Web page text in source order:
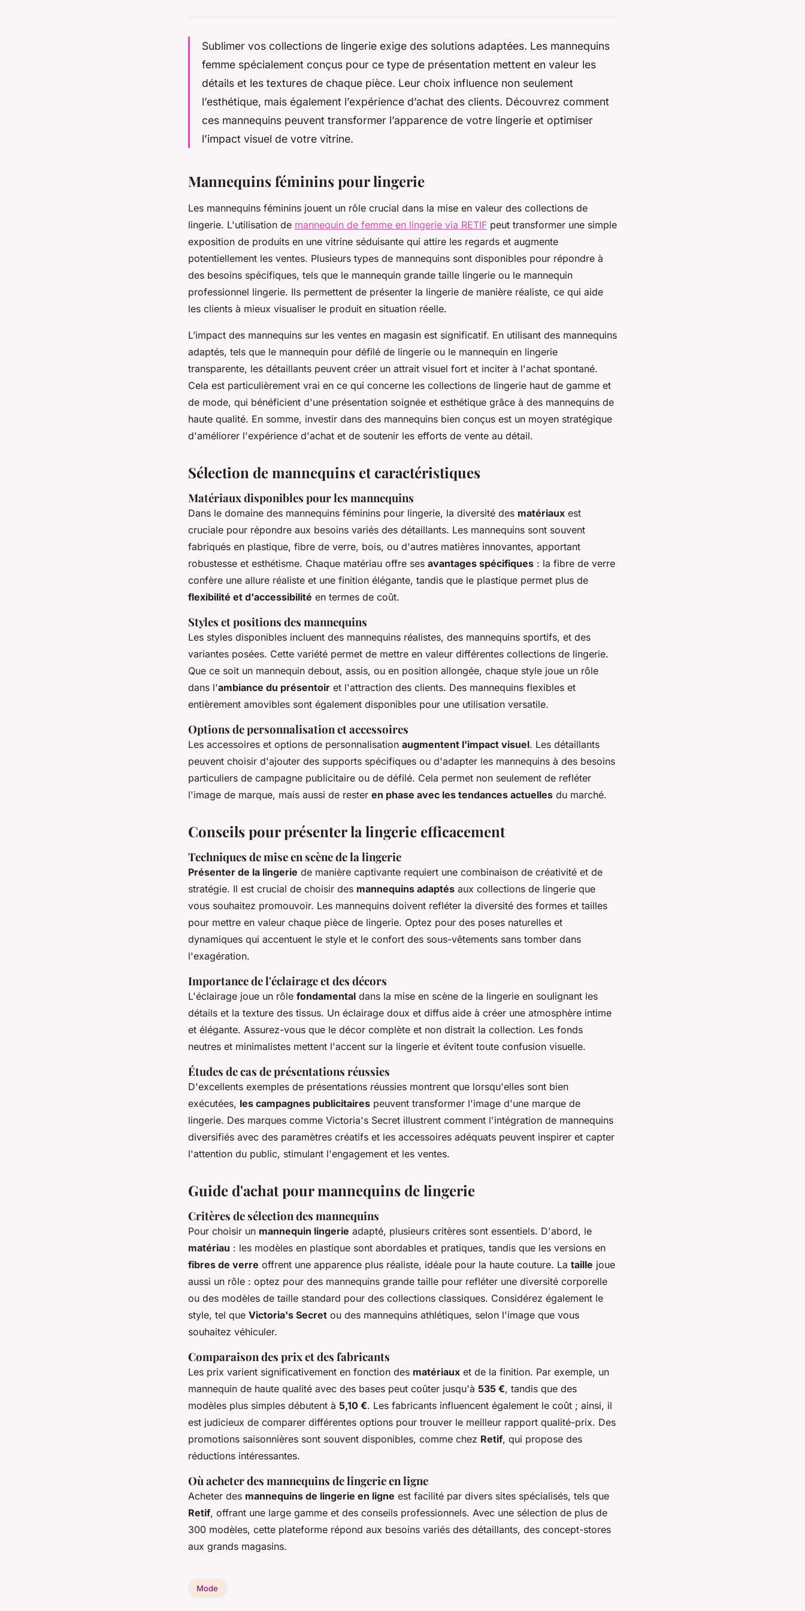
Sublimer vos collections de lingerie exige des solutions adaptées. Les mannequins
femme spécialement conçus pour ce type de présentation mettent en valeur les
détails et les textures de chaque pièce. Leur choix influence non seulement
l’esthétique, mais également l’expérience d’achat des clients. Découvrez comment
ces mannequins peuvent transformer l’apparence de votre lingerie et optimiser
l’impact visuel de votre vitrine.
Mannequins féminins pour lingerie
Les mannequins féminins jouent un rôle crucial dans la mise en valeur des collections de
lingerie. L'utilisation de mannequin de femme en lingerie via RETIF peut transformer une simple
exposition de produits en une vitrine séduisante qui attire les regards et augmente
potentiellement les ventes. Plusieurs types de mannequins sont disponibles pour répondre à
des besoins spécifiques, tels que le mannequin grande taille lingerie ou le mannequin
professionnel lingerie. Ils permettent de présenter la lingerie de manière réaliste, ce qui aide
les clients à mieux visualiser le produit en situation réelle.
L’impact des mannequins sur les ventes en magasin est significatif. En utilisant des mannequins
adaptés, tels que le mannequin pour défilé de lingerie ou le mannequin en lingerie
transparente, les détaillants peuvent créer un attrait visuel fort et inciter à l'achat spontané.
Cela est particulièrement vrai en ce qui concerne les collections de lingerie haut de gamme et
de mode, qui bénéficient d'une présentation soignée et esthétique grâce à des mannequins de
haute qualité. En somme, investir dans des mannequins bien conçus est un moyen stratégique
d'améliorer l'expérience d'achat et de soutenir les efforts de vente au détail.
Sélection de mannequins et caractéristiques
Matériaux disponibles pour les mannequins
Dans le domaine des mannequins féminins pour lingerie, la diversité des matériaux est
cruciale pour répondre aux besoins variés des détaillants. Les mannequins sont souvent
fabriqués en plastique, fibre de verre, bois, ou d'autres matières innovantes, apportant
robustesse et esthétisme. Chaque matériau offre ses avantages spécifiques : la fibre de verre
confère une allure réaliste et une finition élégante, tandis que le plastique permet plus de
flexibilité et d'accessibilité en termes de coût.
Styles et positions des mannequins
Les styles disponibles incluent des mannequins réalistes, des mannequins sportifs, et des
variantes posées. Cette variété permet de mettre en valeur différentes collections de lingerie.
Que ce soit un mannequin debout, assis, ou en position allongée, chaque style joue un rôle
dans l'ambiance du présentoir et l'attraction des clients. Des mannequins flexibles et
entièrement amovibles sont également disponibles pour une utilisation versatile.
Options de personnalisation et accessoires
Les accessoires et options de personnalisation augmentent l'impact visuel. Les détaillants
peuvent choisir d'ajouter des supports spécifiques ou d'adapter les mannequins à des besoins
particuliers de campagne publicitaire ou de défilé. Cela permet non seulement de refléter
l'image de marque, mais aussi de rester en phase avec les tendances actuelles du marché.
Conseils pour présenter la lingerie efficacement
Techniques de mise en scène de la lingerie
Présenter de la lingerie de manière captivante requiert une combinaison de créativité et de
stratégie. Il est crucial de choisir des mannequins adaptés aux collections de lingerie que
vous souhaitez promouvoir. Les mannequins doivent refléter la diversité des formes et tailles
pour mettre en valeur chaque pièce de lingerie. Optez pour des poses naturelles et
dynamiques qui accentuent le style et le confort des sous-vêtements sans tomber dans
l'exagération.
Importance de l'éclairage et des décors
L'éclairage joue un rôle fondamental dans la mise en scène de la lingerie en soulignant les
détails et la texture des tissus. Un éclairage doux et diffus aide à créer une atmosphère intime
et élégante. Assurez-vous que le décor complète et non distrait la collection. Les fonds
neutres et minimalistes mettent l'accent sur la lingerie et évitent toute confusion visuelle.
Études de cas de présentations réussies
D'excellents exemples de présentations réussies montrent que lorsqu'elles sont bien
exécutées, les campagnes publicitaires peuvent transformer l'image d'une marque de
lingerie. Des marques comme Victoria's Secret illustrent comment l'intégration de mannequins
diversifiés avec des paramètres créatifs et les accessoires adéquats peuvent inspirer et capter
l'attention du public, stimulant l'engagement et les ventes.
Guide d'achat pour mannequins de lingerie
Critères de sélection des mannequins
Pour choisir un mannequin lingerie adapté, plusieurs critères sont essentiels. D'abord, le
matériau : les modèles en plastique sont abordables et pratiques, tandis que les versions en
fibres de verre offrent une apparence plus réaliste, idéale pour la haute couture. La taille joue
aussi un rôle : optez pour des mannequins grande taille pour refléter une diversité corporelle
ou des modèles de taille standard pour des collections classiques. Considérez également le
style, tel que Victoria's Secret ou des mannequins athlétiques, selon l'image que vous
souhaitez véhiculer.
Comparaison des prix et des fabricants
Les prix varient significativement en fonction des matériaux et de la finition. Par exemple, un
mannequin de haute qualité avec des bases peut coûter jusqu'à 535 €, tandis que des
modèles plus simples débutent à 5,10 €. Les fabricants influencent également le coût ; ainsi, il
est judicieux de comparer différentes options pour trouver le meilleur rapport qualité-prix. Des
promotions saisonnières sont souvent disponibles, comme chez Retif, qui propose des
réductions intéressantes.
Où acheter des mannequins de lingerie en ligne
Acheter des mannequins de lingerie en ligne est facilité par divers sites spécialisés, tels que
Retif, offrant une large gamme et des conseils professionnels. Avec une sélection de plus de
300 modèles, cette plateforme répond aux besoins variés des détaillants, des concept-stores
aux grands magasins.
Mode